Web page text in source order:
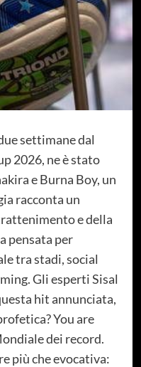
settimane dal
2026, ne è stato
e Burna Boy, un
racconta un
e della
pensata per
tra stadi, social
Gli esperti Sisal
hit annunciata,
You are
dei record.
più che evocativa: